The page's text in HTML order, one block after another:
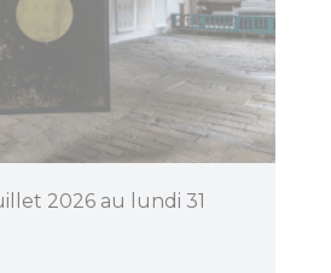
2026 au lundi 31